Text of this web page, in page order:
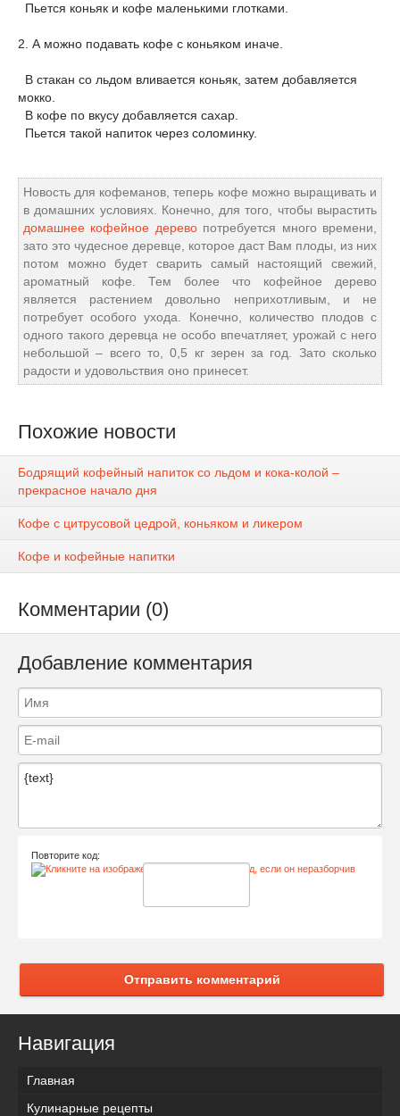
Пьется коньяк и кофе маленькими глотками.
2. А можно подавать кофе с коньяком иначе.
В стакан со льдом вливается коньяк, затем добавляется
мокко.
В кофе по вкусу добавляется сахар.
Пьется такой напиток через соломинку.
Новость для кофеманов, теперь кофе можно выращивать и
в домашних условиях. Конечно, для того, чтобы вырастить
домашнее кофейное деревопотребуется много времени,
зато это чудесное деревце, которое даст Вам плоды, из них
потом можно будет сварить самый настоящий свежий,
ароматный кофе. Тем более что кофейное дерево
является растением довольно неприхотливым, и не
потребует особого ухода. Конечно, количество плодов с
одного такого деревца не особо впечатляет, урожай с него
небольшой – всего то, 0,5 кг зерен за год. Зато сколько
радости и удовольствия оно принесет.
Похожие новости
Бодрящий кофейный напиток со льдом и кока-колой –
прекрасное начало дня
Кофе с цитрусовой цедрой, коньяком и ликером
Кофе и кофейные напитки
Комментарии (0)
Добавление комментария
Повторите код:
Отправить комментарий
Навигация
Главная
Кулинарные рецепты